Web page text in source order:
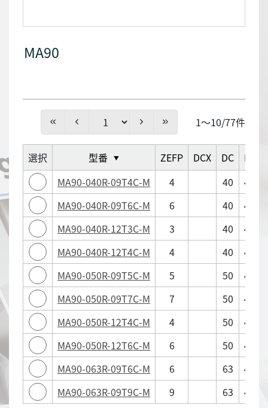
MA90
1～10/77件
選択 型番 ▼ ZEFP DCX DC LF
MA90-040R-09T4C-M
4 40
40
MA90-040R-09T6C-M
6 40
40
MA90-040R-12T3C-M
3 40
40
MA90-040R-12T4C-M
4 40
40
MA90-050R-09T5C-M
5 50
40
MA90-050R-09T7C-M
7 50
40
MA90-050R-12T4C-M
4 50
40
MA90-050R-12T6C-M
6 50
40
MA90-063R-09T6C-M
6 63
40
MA90-063R-09T9C-M
9 63 40